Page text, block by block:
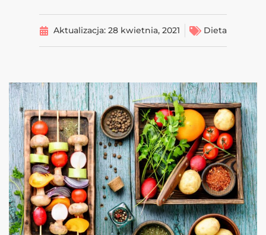
Aktualizacja: 28 kwietnia, 2021 Dieta